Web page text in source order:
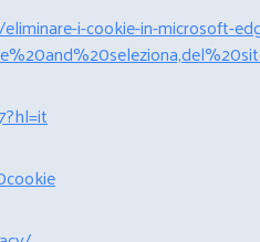
i-cookie-in-microsoft-